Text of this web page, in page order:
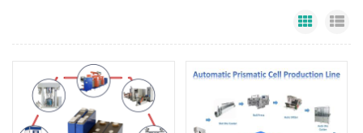
Grid